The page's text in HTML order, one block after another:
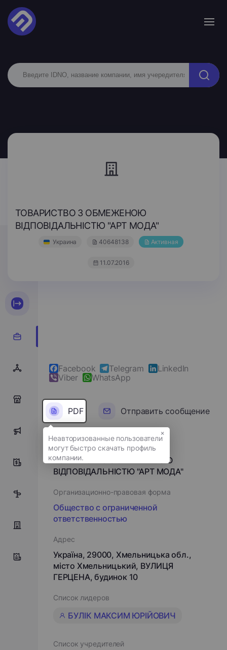
ТОВАРИСТВО З ОБМЕЖЕНОЮ
ВІДПОВІДАЛЬНІСТЮ "АРТ МОДА"
Украина 40648138 Активная
11.07.2016
0
9
Facebook Telegram
LinkedIn
Viber
WhatsApp
PDF Отправить сообщение
Полное имя
ТОВАРИСТВО З ОБМЕЖЕНОЮ
ВІДПОВІДАЛЬНІСТЮ "АРТ МОДА"
Организационно-правовая форма
Общество с ограниченной
ответственностью
Адрес
Україна, 29000, Хмельницька обл.,
місто Хмельницький, ВУЛИЦЯ
ГЕРЦЕНА, будинок 10
Список лидеров
БУЛІК МАКСИМ ЮРІЙОВИЧ
Список учредителей
×